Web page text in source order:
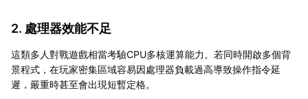
2. 處理器效能不足
這類多人對戰遊戲相當考驗CPU多核運算能力。若同時開啟多個背
景程式，在玩家密集區域容易因處理器負載過高導致操作指令延
遲，嚴重時甚至會出現短暫定格。